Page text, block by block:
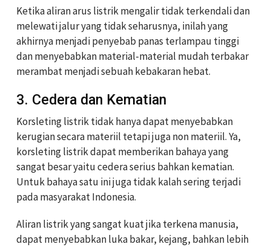
Ketika aliran arus listrik mengalir tidak terkendali dan
melewati jalur yang tidak seharusnya, inilah yang
akhirnya menjadi penyebab panas terlampau tinggi
dan menyebabkan material-material mudah terbakar
merambat menjadi sebuah kebakaran hebat.
3. Cedera dan Kematian
Korsleting listrik tidak hanya dapat menyebabkan
kerugian secara materiil tetapi juga non materiil. Ya,
korsleting listrik dapat memberikan bahaya yang
sangat besar yaitu cedera serius bahkan kematian.
Untuk bahaya satu ini juga tidak kalah sering terjadi
pada masyarakat Indonesia.
Aliran listrik yang sangat kuat jika terkena manusia,
dapat menyebabkan luka bakar, kejang, bahkan lebih